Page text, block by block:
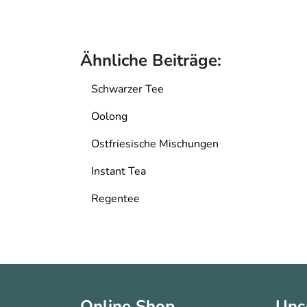
Ähnliche Beiträge:
Schwarzer Tee
Oolong
Ostfriesische Mischungen
Instant Tea
Regentee